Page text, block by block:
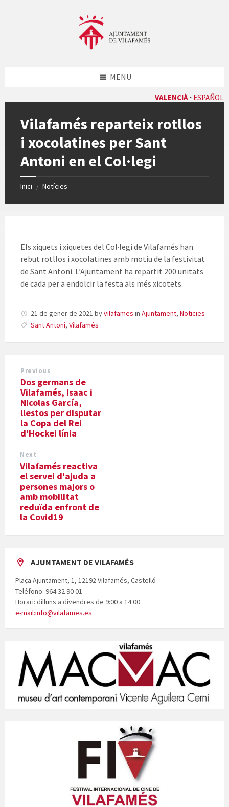
VALENCIÀ ESPAÑOL
MENU
Vilafamés reparteix rotllos
i xocolatines per Sant
Antoni en el Col·legi
Inici / Notícies
Els xiquets i xiquetes del Col·legi de Vilafamés han
rebut rotllos i xocolatines amb motiu de la festivitat
de Sant Antoni. L’Ajuntament ha repartit 200 unitats
de cada per a endolcir la festa als més xicotets.
21 de gener de 2021 byvilafames in Ajuntament, Noticies
Sant Antoni, Vilafamés
Previous
Dos germans de
Vilafamés, Isaac i
Nicolas García,
llestos per disputar
la Copa del Rei
d'Hockei línia
Next
Vilafamés reactiva
el servei d'ajuda a
persones majors o
amb mobilitat
reduïda enfront de
la Covid19
AJUNTAMENT DE VILAFAMÉS
Plaça Ajuntament, 1, 12192 Vilafamés, Castelló
Teléfono: 964 32 90 01
Horari: dilluns a divendres de 9:00 a 14:00
e-mail:info@vilafames.es